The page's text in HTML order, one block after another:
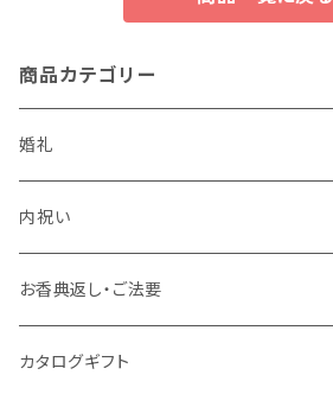
商品カテゴリー
婚礼
内祝い
かりんとう詰合せ
今治謹製〈極上タオル〉
お香典返し・ご法要
今治わたいろ〈西川今治タオル〉
カタログギフト